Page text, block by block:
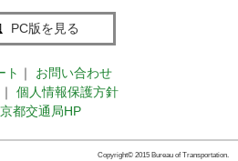
PC版を見る
ト ｜
お問い合わせ
｜
個人情報保護方針
都交通局HP
Copyright© 2015 Bureau of Transportation.